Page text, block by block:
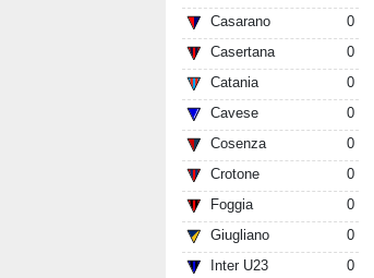
Casarano
0
Casertana
0
Catania
0
Cavese
0
Cosenza
0
Crotone
0
Foggia
0
Giugliano
0
Inter U23
0